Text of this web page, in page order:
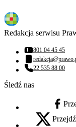
Redakcja serwisu
Numer telefonu:
801 04 45 45
Adres email:
Numer telefonu:
22 535 88 00
Śledź nas
x - otwiera się